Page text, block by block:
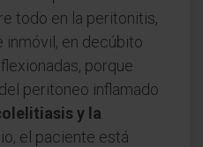
todo en la peritonitis,
inmóvil, en decúbito
porque
peritoneo inflamado
y la
el paciente está